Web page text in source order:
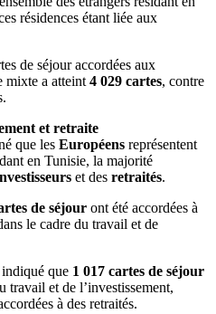
résidences étant liée aux
de séjour accordées aux
mixte a atteint 4 029 cartes, contre
et retraite
que les Européens représentent
en Tunisie, la majorité
et des retraités.
de séjour ont été accordées à
le cadre du travail et de
que 1 017 cartes de séjour
travail et de l’investissement,
à des retraités.